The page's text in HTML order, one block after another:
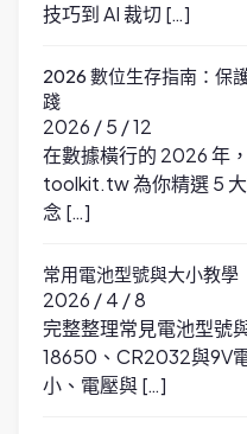
技巧到 AI 裁切 […]
2026 數位生存指南：保
踐
2026 / 5 / 12
在數據橫行的 2026 年
toolkit.tw 為你精選 5
念 […]
常用電池型號與大小教學
2026 / 4 / 8
完整整理常見電池型號
18650、CR2032與9V
小、電壓與 […]